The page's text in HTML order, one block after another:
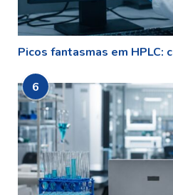
Picos fantasmas em HPLC:
6